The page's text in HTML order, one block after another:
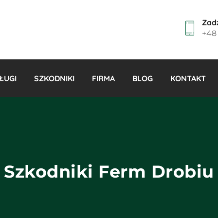
+48
SZKODNIKI FIRMA BLOG KONTAKT
Szkodniki Ferm Drobiu